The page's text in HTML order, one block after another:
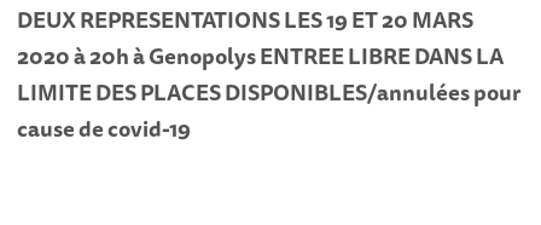
DEUX REPRESENTATIONS LES 19 ET 20 MARS
2020 à 20h à Genopolys ENTREE LIBRE DANS LA
LIMITE DES PLACES DISPONIBLES/annulées pour
cause de covid-19